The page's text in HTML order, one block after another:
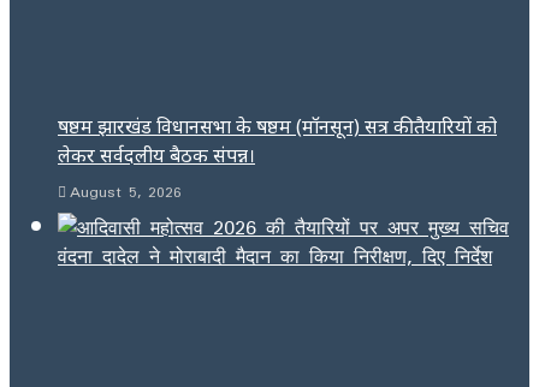
षष्ठम झारखंड विधानसभा के षष्ठम (मॉनसून) सत्र की तैयारियों को
लेकर सर्वदलीय बैठक संपन्न।
August 5, 2026